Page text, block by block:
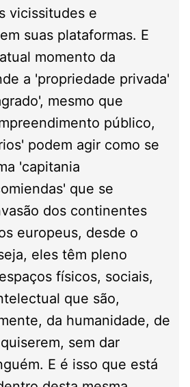
vicissitudes e
suas plataformas. E
momento da
a 'propriedade privada'
mesmo que
público,
podem agir como se
'capitania
que se
dos continentes
europeus, desde o
eles têm pleno
físicos, sociais,
que são,
da humanidade, de
sem dar
E é isso que está